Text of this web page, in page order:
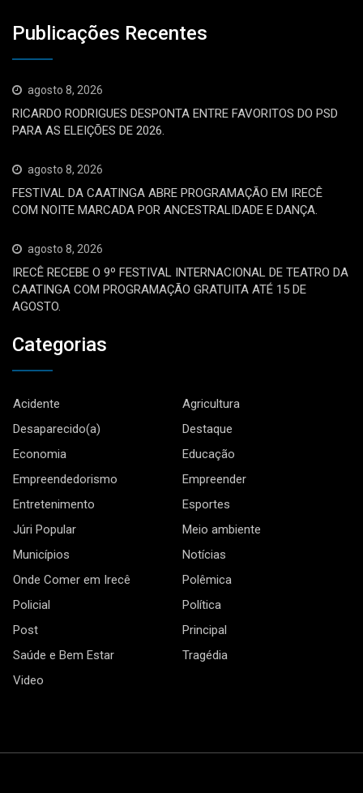
Publicações Recentes
agosto 8, 2026
RICARDO RODRIGUES DESPONTA ENTRE FAVORITOS DO PSD
PARA AS ELEIÇÕES DE 2026.
agosto 8, 2026
FESTIVAL DA CAATINGA ABRE PROGRAMAÇÃO EM IRECÊ
COM NOITE MARCADA POR ANCESTRALIDADE E DANÇA.
agosto 8, 2026
IRECÊ RECEBE O 9º FESTIVAL INTERNACIONAL DE TEATRO DA
CAATINGA COM PROGRAMAÇÃO GRATUITA ATÉ 15 DE
AGOSTO.
Categorias
Acidente
Agricultura
Desaparecido(a)
Destaque
Economia
Educação
Empreendedorismo
Empreender
Entretenimento
Esportes
Júri Popular
Meio ambiente
Municípios
Notícias
Onde Comer em Irecê
Polêmica
Policial
Política
Post
Principal
Saúde e Bem Estar
Tragédia
Video